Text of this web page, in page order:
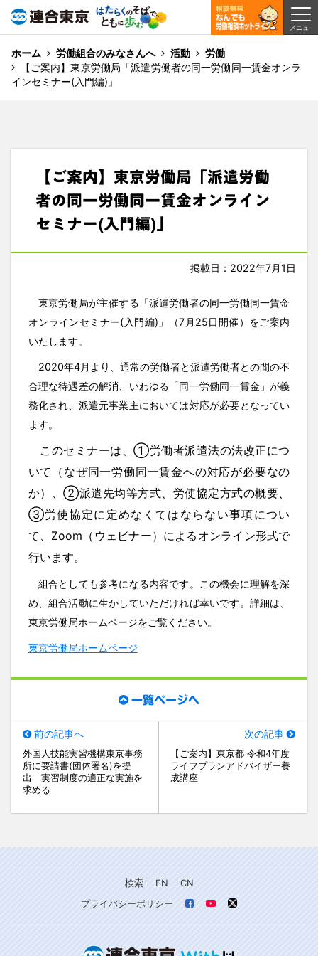
ホーム 労働組合のみなさんへ 活動
労働
【ご案内】東京労働局「派遣労働者の同一労働同一賃金オンラ
インセミナー(入門編)」
【ご案内】東京労働局「派遣労働
者の同一労働同一賃金オンライン
セミナー(入門編)」
掲載日：2022年7月1日
東京労働局が主催する「派遣労働者の同一労働同一賃金
オンラインセミナー(入門編)」（7月25日開催）をご案内
いたします。
2020年4月より、通常の労働者と派遣労働者との間の不
合理な待遇差の解消、いわゆる「同一労働同一賃金」が義
務化され、派遣元事業主においては対応が必要となってい
ます。
このセミナーは、①労働者派遣法の法改正につ
いて（なぜ同一労働同一賃金への対応が必要なの
か）、②派遣先均等方式、労使協定方式の概要、
③労使協定に定めなくてはならない事項につい
て、Zoom（ウェビナー）によるオンライン形式で
行います。
組合としても参考になる内容です。この機会に理解を深
め、組合活動に生かしていただければ幸いです。詳細は、
東京労働局ホームページをご覧ください。
東京労働局ホームページ
一覧ページへ
前の記事へ
外国人技能実習機構東京事務
所に要請書(団体署名)を提
出 実習制度の適正な実施を
求める
次の記事
【ご案内】東京都 令和4年度
ライフプランアドバイザー養
成講座
検索 EN
CN
プライバシーポリシー